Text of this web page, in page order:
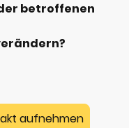
betroffenen
aufnehmen